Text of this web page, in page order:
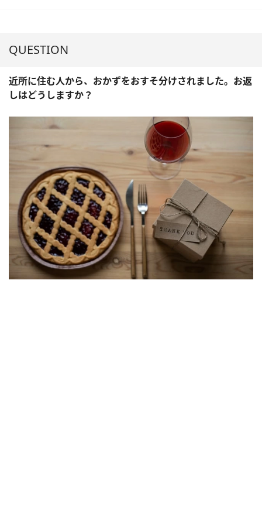
QUESTION
近所に住む人から、おかずをおすそ分けされました。お返
しはどうしますか？